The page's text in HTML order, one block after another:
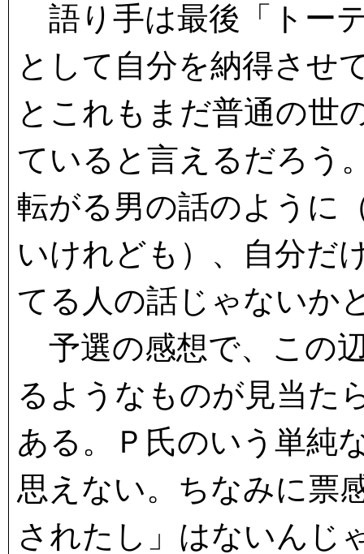
語り手は最後「トー
として自分を納得させ
とこれもまだ普通の世
ていると言えるだろう
転がる男の話のように
いけれども）、自分だ
てる人の話じゃないか
予選の感想で、この
るようなものが見当た
ある。Ｐ氏のいう単純
思えない。ちなみに票
されたし」はないんじ